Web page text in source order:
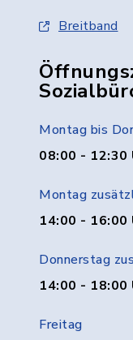
Breitband
Montag bis
08:00 - 12:30
Montag
14:00 - 16:00
Donnerstag
14:00 - 18:00
Freitag